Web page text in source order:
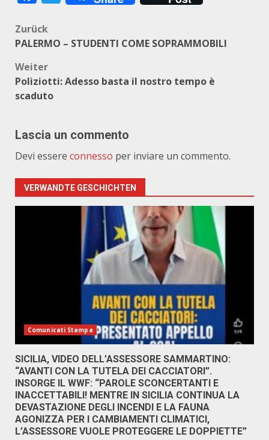
Beitragsnavigation
Zurück
PALERMO – STUDENTI COME SOPRAMMOBILI
Weiter
Poliziotti: Adesso basta il nostro tempo è
scaduto
Lascia un commento
Devi essere connesso per inviare un commento.
VERWANDTE GESCHICHTEN
Comunicati Stampa
SICILIA, VIDEO DELL’ASSESSORE SAMMARTINO:
“AVANTI CON LA TUTELA DEI CACCIATORI”.
INSORGE IL WWF: “PAROLE SCONCERTANTI E
INACCETTABILI! MENTRE IN SICILIA CONTINUA LA
DEVASTAZIONE DEGLI INCENDI E LA FAUNA
AGONIZZA PER I CAMBIAMENTI CLIMATICI,
L’ASSESSORE VUOLE PROTEGGERE LE DOPPIETTE”